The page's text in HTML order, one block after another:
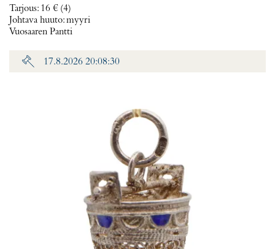
Tarjous: 16 € (4)
Johtava huuto:myyri
Vuosaaren Pantti
17.8.2026 20:08:30